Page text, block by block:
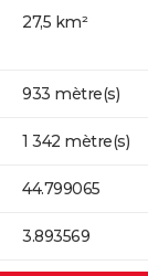
27,5 km²
933 mètre(s)
1 342 mètre(s)
44.799065
3.893569